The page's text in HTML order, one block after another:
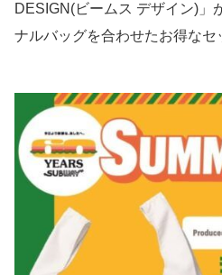
DESIGN(ビームス デザイン)」
ナルバッグを合わせたお得なセ